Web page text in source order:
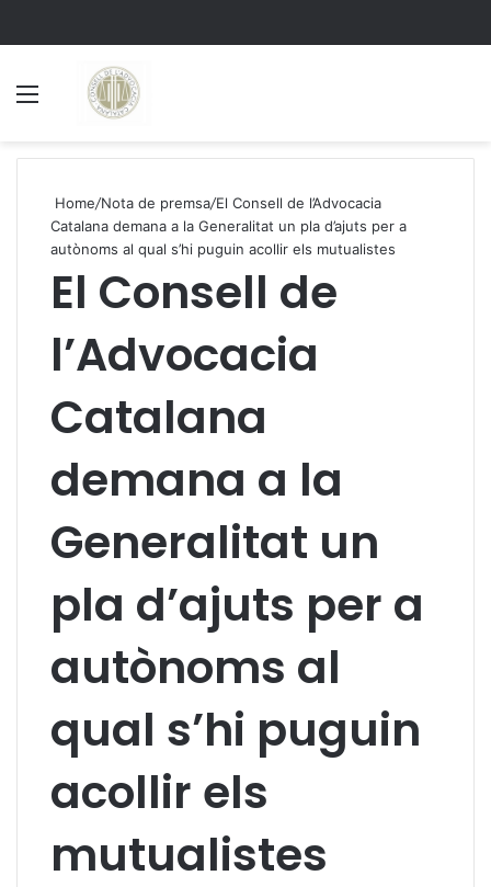
Home/Nota de premsa/El Consell de l’Advocacia
Catalana demana a la Generalitat un pla d’ajuts per a
autònoms al qual s’hi puguin acollir els mutualistes
El Consell de
l’Advocacia
Catalana
demana a la
Generalitat un
pla d’ajuts per a
autònoms al
qual s’hi puguin
acollir els
mutualistes